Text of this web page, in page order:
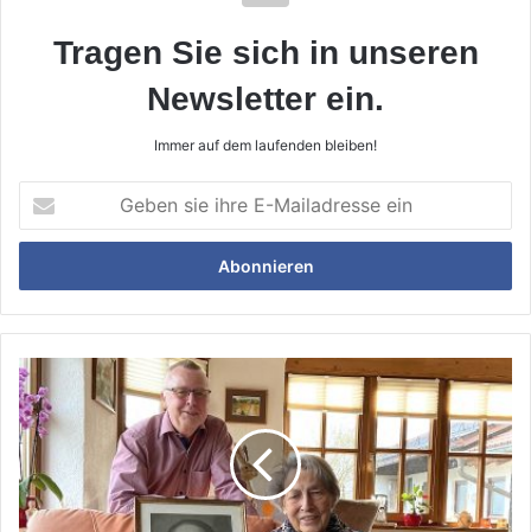
Tragen Sie sich in unseren
Newsletter ein.
Immer auf dem laufenden bleiben!
sie
ihre
Mailadresse
ein
Paul
Linckes
Großnichte
"Tante
Margot"
fühlt
sich